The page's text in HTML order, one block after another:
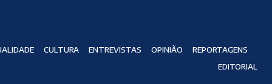
CULTURA ENTREVISTAS OPINIÃO
REPORTAGENS
EDITORIAL